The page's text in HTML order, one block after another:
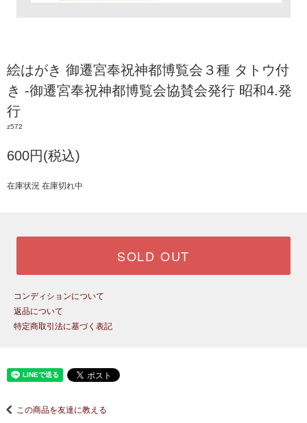
絵はがき 御遷宮奉祝神都博覧会３種 タトウ付
き -御遷宮奉祝神都博覧会協賛会発行 昭和4.発
行
z572
600円(税込)
在庫状況 在庫切れ中
SOLD OUT
コンディションについて
返品について
特定商取引法に基づく表記
この商品を友達に教える